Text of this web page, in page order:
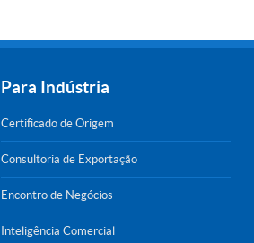
Para Indústria
Certificado de Origem
Consultoria de Exportação
Encontro de Negócios
Inteligência Comercial